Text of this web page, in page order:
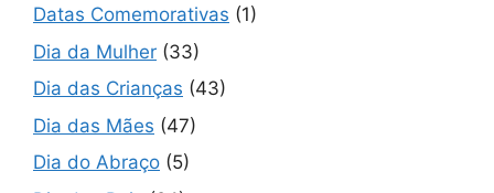
Datas Comemorativas (1)
Dia da Mulher (33)
Dia das Crianças (43)
Dia das Mães (47)
Dia do Abraço (5)